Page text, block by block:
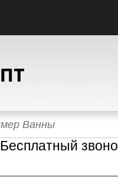
Бесплатный